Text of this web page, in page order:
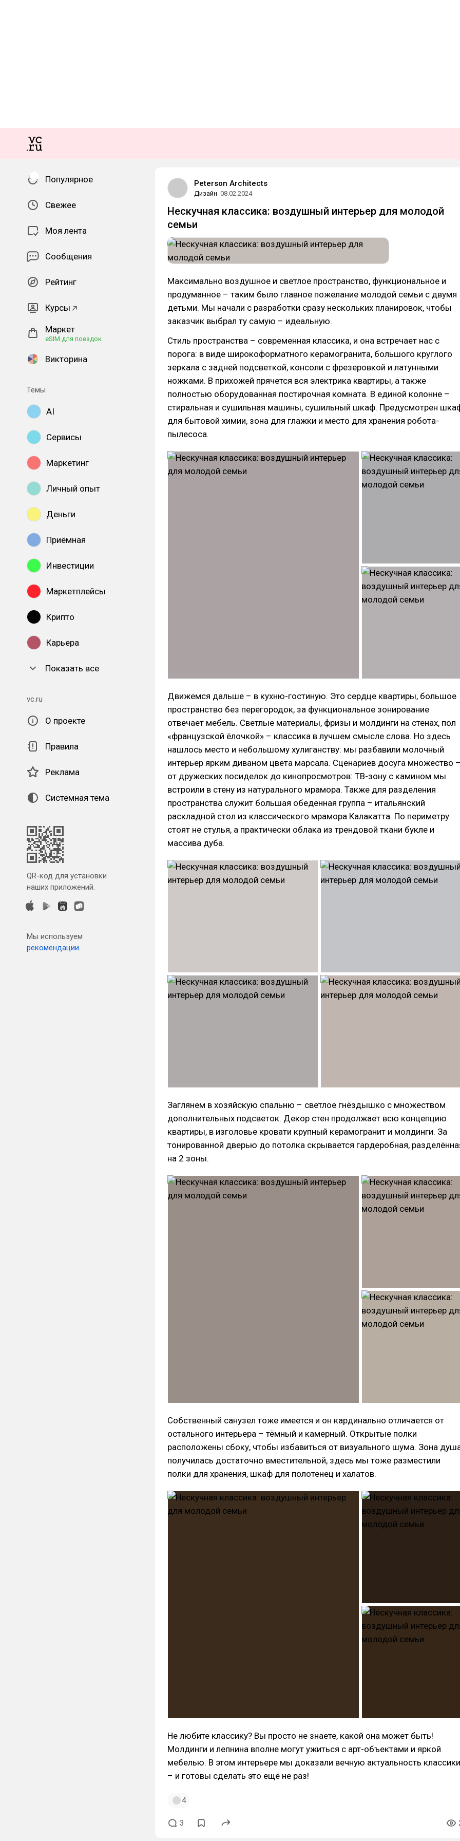
Популярное
Свежее
Моя лента
Сообщения
Рейтинг
Курсы
Маркет
eSIM для поездок
Викторина
Темы
AI
Сервисы
Маркетинг
Личный опыт
Деньги
Приёмная
Инвестиции
Маркетплейсы
Крипто
Карьера
Показать все
vc.ru
О проекте
Правила
Реклама
Системная тема
QR-код для установки
наших приложений.
Мы используем
рекомендации.
Peterson Architects
Дизайн 08.02.2024
Нескучная классика: воздушный интерьер для молодой
семьи
Максимально воздушное и светлое пространство, функциональное и
продуманное – таким было главное пожелание молодой семьи с двумя
детьми. Мы начали с разработки сразу нескольких планировок, чтобы
заказчик выбрал ту самую – идеальную.
Стиль пространства – современная классика, и она встречает нас с
порога: в виде широкоформатного керамогранита, большого круглого
зеркала с задней подсветкой, консоли с фрезеровкой и латунными
ножками. В прихожей прячется вся электрика квартиры, а также
полностью оборудованная постирочная комната. В единой колонне –
стиральная и сушильная машины, сушильный шкаф. Предусмотрен
для бытовой химии, зона для глажки и место для хранения робота-
пылесоса.
Движемся дальше – в кухню-гостиную. Это сердце квартиры, большое
пространство без перегородок, за функциональное зонирование
отвечает мебель. Светлые материалы, фризы и молдинги на стенах, пол
«французской ёлочкой» – классика в лучшем смысле слова. Но здесь
нашлось место и небольшому хулиганству: мы разбавили молочный
интерьер ярким диваном цвета марсала. Сценариев досуга множество
от дружеских посиделок до кинопросмотров: ТВ-зону с камином мы
встроили в стену из натурального мрамора. Также для разделения
пространства служит большая обеденная группа – итальянский
раскладной стол из классического мрамора Калакатта. По периметру
стоят не стулья, а практически облака из трендовой ткани букле и
массива дуба.
Заглянем в хозяйскую спальню – светлое гнёздышко с множеством
дополнительных подсветок. Декор стен продолжает всю концепцию
квартиры, в изголовье кровати крупный керамогранит и молдинги. За
тонированной дверью до потолка скрывается гардеробная,
на 2 зоны.
Собственный санузел тоже имеется и он кардинально отличается от
остального интерьера – тёмный и камерный. Открытые полки
расположены сбоку, чтобы избавиться от визуального шума. Зона
получилась достаточно вместительной, здесь мы тоже разместили
полки для хранения, шкаф для полотенец и халатов.
Не любите классику? Вы просто не знаете, какой она может быть!
Молдинги и лепнина вполне могут ужиться с арт-объектами и яркой
мебелью. В этом интерьере мы доказали вечную актуальность классики
– и готовы сделать это ещё не раз!
4
3